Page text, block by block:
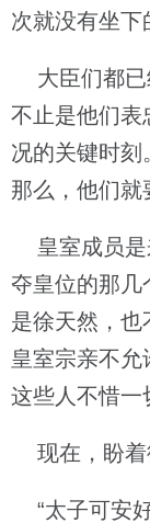
次就没有坐下
大臣们都已
不止是他们表
况的关键时刻
那么，他们就
皇室成员是
夺皇位的那几
是徐天然，也
皇室宗亲不允
这些人不惜一
现在，盼着
“太子可安好